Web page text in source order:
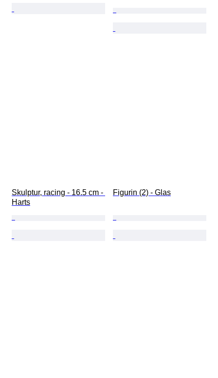
Skulptur, racing - 16.5 cm -
Harts
Figurin (2) - Glas